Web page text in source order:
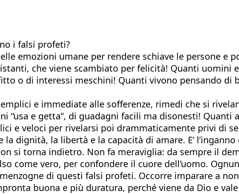
i falsi profeti?
emozioni umane per rendere schiave le persone e
che viene scambiato per felicità! Quanti uomini
o di interessi meschini! Quanti vivono pensando di
e immediate alle sofferenze, rimedi che si
e getta”, di guadagni facili ma disonesti! Quanti
e veloci per rivelarsi poi drammaticamente privi di
dignità, la libertà e la capacità di amare. E’
si torna indietro. Non fa meraviglia: da sempre il
come vero, per confondere il cuore dell’uomo.
di questi falsi profeti. Occorre imparare a
buona e più duratura, perché viene da Dio e